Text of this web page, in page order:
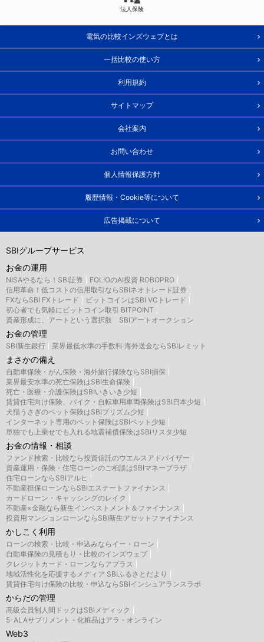
法人保険
電気の比較インズウェブとは
一括比較の使い方
利用規約
サイトマップ
会社案内
お問い合わせ
個人情報保護方針
履歴情報・Cookie等について
広告掲載について
SBIグループサービス
お金の運用
NISAやるなら！SBI証券
FOLIOのAI投資 ROBOPRO
信用革命！低コストの信用取引ならSBIネオトレード証券
FXならSBI FXトレード
ビットコインはSBI VCトレード
初心者でも気軽にビットコイン取引 BITPOINT
資産形成に、アートという選択肢 SBIアートオークション
お金の管理
SBI新生銀行 業界最低水準の手数料 海外送金ならSBIレミット
まさかの備え
自動車保険・がん保険・海外旅行保険ならSBI損保
業界最安水準の死亡保険はSBI生命保険
死亡・医療・介護保険はSBIいきいき少短
賃貸住宅向け保険、バイク・自転車用車両保険はSBI日本少短
犬猫うさぎのペット保険はSBIプリズム少短
インターネット専用のペット保険はSBIペット少短
単独でも上乗せでも入れる地震補償保険はSBIリスタ少短
お金の情報・相談
ファンド検索・比較なら投資信託のウエルスアドバイザー
資産運用・保険・住宅ローンのご相談はSBIマネープラザ
住宅ローンならSBIアルヒ
不動産担保ローンならSBIエステートファイナンス
カードローン・キャッシングのレイク
不動産×金融なら新生インベストメント＆ファイナンス
投資用マンションローンならSBI新生アセットファイナンス
かしこく利用
ローンの検索・比較・申込みならイー・ローン
自動車保険の見積もり・比較のインズウェブ
クレジットカード・ローンならアプラス
地域活性化を応援するメディア SBIふるさとだより
賃貸住宅向け保険の比較・申込ならSBIインシュアランスラボ
からだの管理
高級会員制人間ドックはSBIメディック
5-ALAサプリメント・化粧品はアラ・オンライン
Web3